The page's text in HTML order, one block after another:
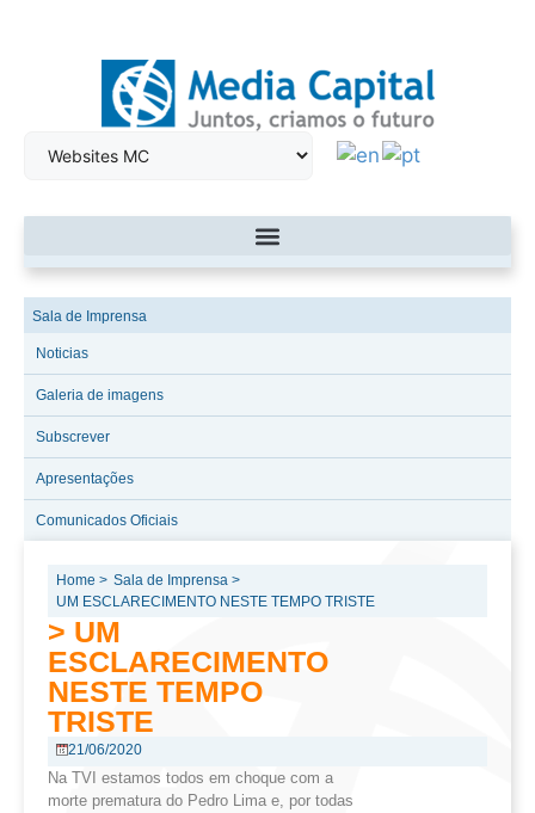
Sala de Imprensa
Noticias
Galeria de imagens
Subscrever
Apresentações
Comunicados Oficiais
Home > Sala de Imprensa >
UM ESCLARECIMENTO NESTE TEMPO TRISTE
> UM
ESCLARECIMENTO
NESTE TEMPO
TRISTE
21/06/2020
Na TVI estamos todos em choque com a
morte prematura do Pedro Lima e, por todas